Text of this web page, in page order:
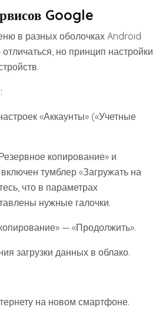
Google
в разных оболочках Android
но принцип настройки
«Аккаунты» («Учетные
копирование» и
тумблер «Загружать на
что в параметрах
нужные галочки.
— «Продолжить».
загрузки данных в облако.
на новом смартфоне.